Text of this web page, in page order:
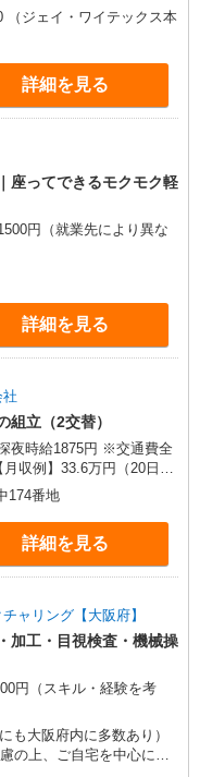
（ジェイ・ワイテックス本
詳細を見る
座ってできるモクモク軽
円（就業先により異な
詳細を見る
組立（2交替）
夜時給1875円 ※交通費全
収例】33.6万円（20日勤
）
174番地
詳細を見る
ャリング【大阪府】
加工・目視検査・機械操
円（スキル・経験を考
も大阪府内に多数あり）
の上、ご自宅を中心に通